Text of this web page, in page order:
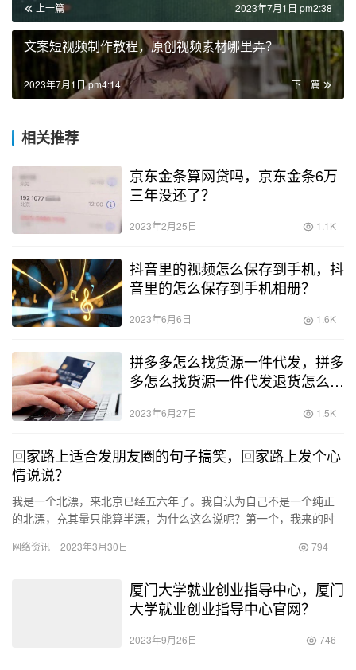
上一篇 2023年7月1日 pm2:38
文案短视频制作教程，原创视频素材哪里弄？
下一篇
2023年7月1日 pm4:14
相关推荐
京东金条算网贷吗，京东金条6万
三年没还了？
2023年2月25日 1.1K
抖音里的视频怎么保存到手机，抖
音里的怎么保存到手机相册？
2023年6月6日 1.6K
拼多多怎么找货源一件代发，拼多
多怎么找货源一件代发退货怎么
2023年6月27日 1.5K
回家路上适合发朋友圈的句子搞笑，回家路上发个心
情说说？
我是一个北漂，来北京已经五六年了。我自认为自己不是一个纯正
的北漂，充其量只能算半漂，为什么这么说呢？第一个，我来的时
六，已经…
网络资讯 2023年3月30日 794
厦门大学就业创业指导中心，厦门
大学就业创业指导中心官网？
2023年9月26日 746